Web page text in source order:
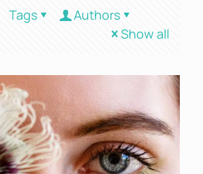
Tags
Authors
Show all